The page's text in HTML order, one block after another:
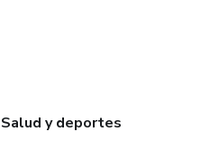
Salud y deportes